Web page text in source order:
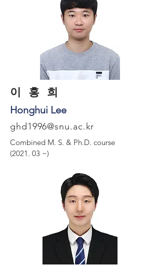
​이 홍 희
Honghui Lee
ghd1996@snu.ac.kr
Combined M. S. & Ph.D. course
(2021. 03 ~)